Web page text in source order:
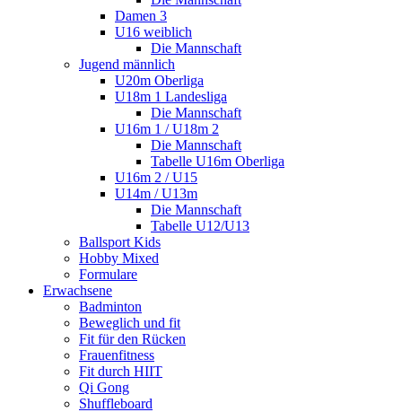
Damen 3
U16 weiblich
Die Mannschaft
Jugend männlich
U20m Oberliga
U18m 1 Landesliga
Die Mannschaft
U16m 1 / U18m 2
Die Mannschaft
Tabelle U16m Oberliga
U16m 2 / U15
U14m / U13m
Die Mannschaft
Tabelle U12/U13
Ballsport Kids
Hobby Mixed
Formulare
Erwachsene
Badminton
Beweglich und fit
Fit für den Rücken
Frauenfitness
Fit durch HIIT
Qi Gong
Shuffleboard